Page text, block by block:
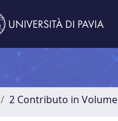
2 Contributo in Volume